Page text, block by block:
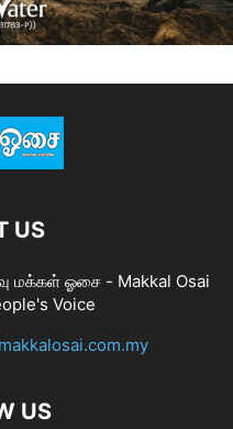
US
மக்கள் ஓசை - Makkal Osai
Voice
US